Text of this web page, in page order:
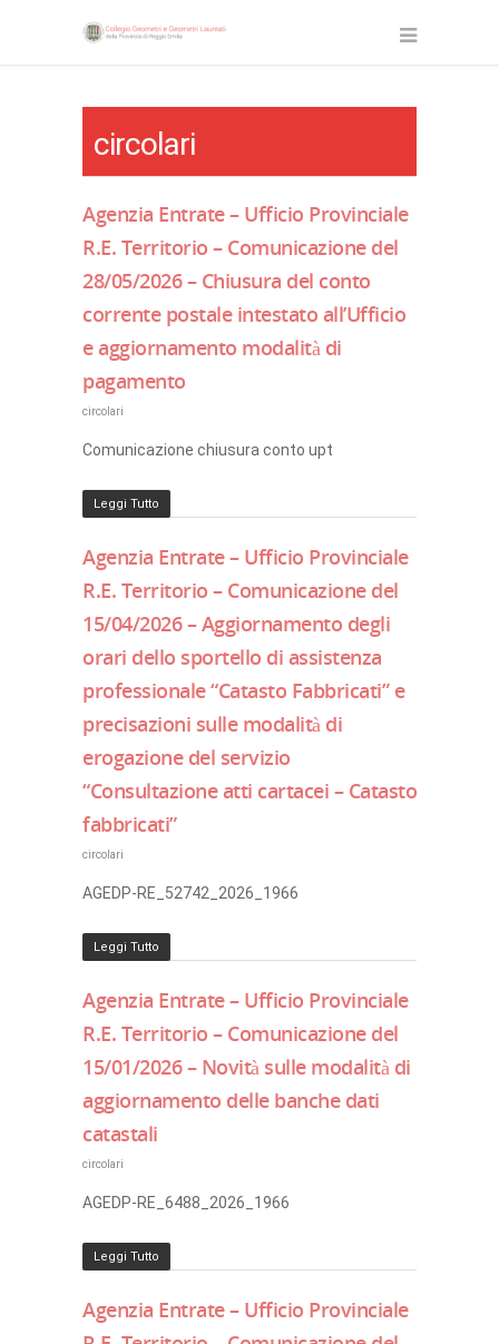
circolari
Agenzia Entrate – Ufficio Provinciale
R.E. Territorio – Comunicazione del
28/05/2026 – Chiusura del conto
corrente postale intestato all’Ufficio
e aggiornamento modalità di
pagamento
circolari
Comunicazione chiusura conto upt
Leggi Tutto
Agenzia Entrate – Ufficio Provinciale
R.E. Territorio – Comunicazione del
15/04/2026 – Aggiornamento degli
orari dello sportello di assistenza
professionale “Catasto Fabbricati” e
precisazioni sulle modalità di
erogazione del servizio
“Consultazione atti cartacei – Catasto
fabbricati”
circolari
AGEDP-RE_52742_2026_1966
Leggi Tutto
Agenzia Entrate – Ufficio Provinciale
R.E. Territorio – Comunicazione del
15/01/2026 – Novità sulle modalità di
aggiornamento delle banche dati
catastali
circolari
AGEDP-RE_6488_2026_1966
Leggi Tutto
Agenzia Entrate – Ufficio Provinciale